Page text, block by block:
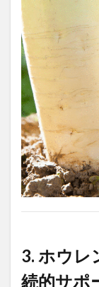
3. ホウレ
続的サポ